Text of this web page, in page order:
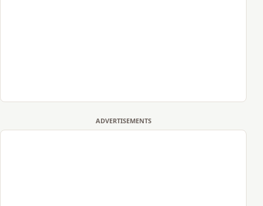
ADVERTISEMENTS